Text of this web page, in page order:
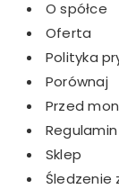
O spółce
Oferta
Polityka
Porównaj
Przed
Sklep
Śledzenie